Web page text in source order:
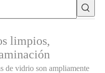
limpios,
de vidrio son ampliamente